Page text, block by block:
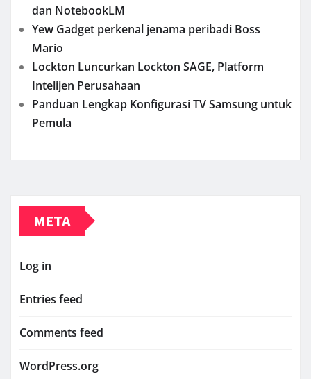
dan NotebookLM
Yew Gadget perkenal jenama peribadi Boss
Mario
Lockton Luncurkan Lockton SAGE, Platform
Intelijen Perusahaan
Panduan Lengkap Konfigurasi TV Samsung untuk
Pemula
META
Log in
Entries feed
Comments feed
WordPress.org